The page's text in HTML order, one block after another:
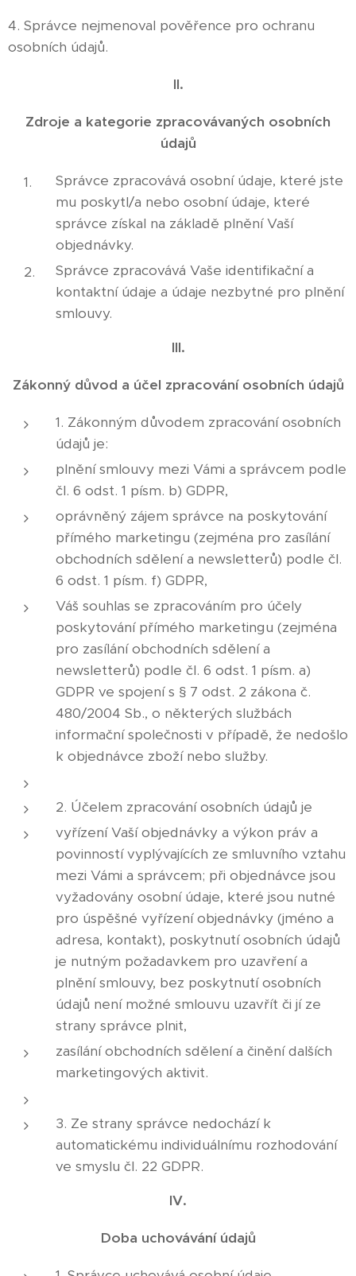
4. Správce nejmenoval pověřence pro ochranu
osobních údajů.
II.
Zdroje a kategorie zpracovávaných osobních
údajů
Správce zpracovává osobní údaje, které jste
mu poskytl/a nebo osobní údaje, které
správce získal na základě plnění Vaší
objednávky.
Správce zpracovává Vaše identifikační a
kontaktní údaje a údaje nezbytné pro plnění
smlouvy.
III.
Zákonný důvod a účel zpracování osobních údajů
1. Zákonným důvodem zpracování osobních
údajů je:
plnění smlouvy mezi Vámi a správcem podle
čl. 6 odst. 1 písm. b) GDPR,
oprávněný zájem správce na poskytování
přímého marketingu (zejména pro zasílání
obchodních sdělení a newsletterů) podle čl.
6 odst. 1 písm. f) GDPR,
Váš souhlas se zpracováním pro účely
poskytování přímého marketingu (zejména
pro zasílání obchodních sdělení a
newsletterů) podle čl. 6 odst. 1 písm. a)
GDPR ve spojení s § 7 odst. 2 zákona č.
480/2004 Sb., o některých službách
informační společnosti v případě, že nedošlo
k objednávce zboží nebo služby.
2. Účelem zpracování osobních údajů je
vyřízení Vaší objednávky a výkon práv a
povinností vyplývajících ze smluvního vztahu
mezi Vámi a správcem; při objednávce jsou
vyžadovány osobní údaje, které jsou nutné
pro úspěšné vyřízení objednávky (jméno a
adresa, kontakt), poskytnutí osobních údajů
je nutným požadavkem pro uzavření a
plnění smlouvy, bez poskytnutí osobních
údajů není možné smlouvu uzavřít či jí ze
strany správce plnit,
zasílání obchodních sdělení a činění dalších
marketingových aktivit.
3. Ze strany správce nedochází k
automatickému individuálnímu rozhodování
ve smyslu čl. 22 GDPR.
IV.
Doba uchovávání údajů